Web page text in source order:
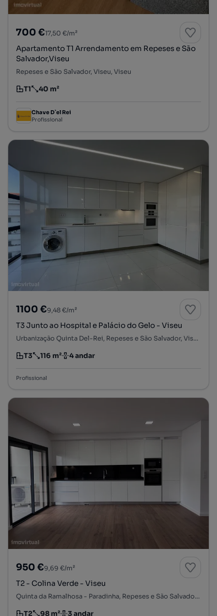
700 €17,50 €/m²
Apartamento T1 Arrendamento em Repeses e São
Salvador,Viseu
Repeses e São Salvador, Viseu, Viseu
Tipologia
T1
Preço por metro quadrado
40 m²
Chave D`el Rei
Profissional
1100 €9,48 €/m²
T3 Junto ao Hospital e Palácio do Gelo - Viseu
Urbanização Quinta Del-Rei, Repeses e São Salvador, Viseu, Viseu
Tipologia
T3
Preço por metro quadrado
116 m²
Andar 4 andar
Profissional
950 €9,69 €/m²
T2 - Colina Verde - Viseu
Quinta da Ramalhosa - Paradinha, Repeses e São Salvador, Viseu, Viseu
T2 98 m² 3 andar